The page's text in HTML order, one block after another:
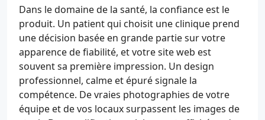
Dans le domaine de la santé, la confiance est le
produit. Un patient qui choisit une clinique prend
une décision basée en grande partie sur votre
apparence de fiabilité, et votre site web est
souvent sa première impression. Un design
professionnel, calme et épuré signale la
compétence. De vraies photographies de votre
équipe et de vos locaux surpassent les images de